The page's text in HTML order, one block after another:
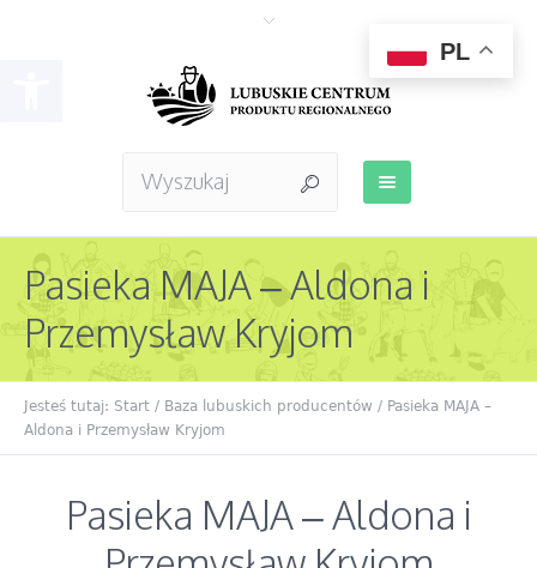
Pasieka MAJA – Aldona i
Przemysław Kryjom
Jesteś tutaj: Start / Baza lubuskich producentów / Pasieka MAJA –
Aldona i Przemysław Kryjom
Pasieka MAJA – Aldona i
PL